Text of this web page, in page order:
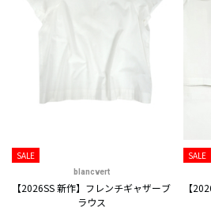
SALE
blancvert
【2026SS 新作】フレンチギャザーブ
ラウス
SALE
【